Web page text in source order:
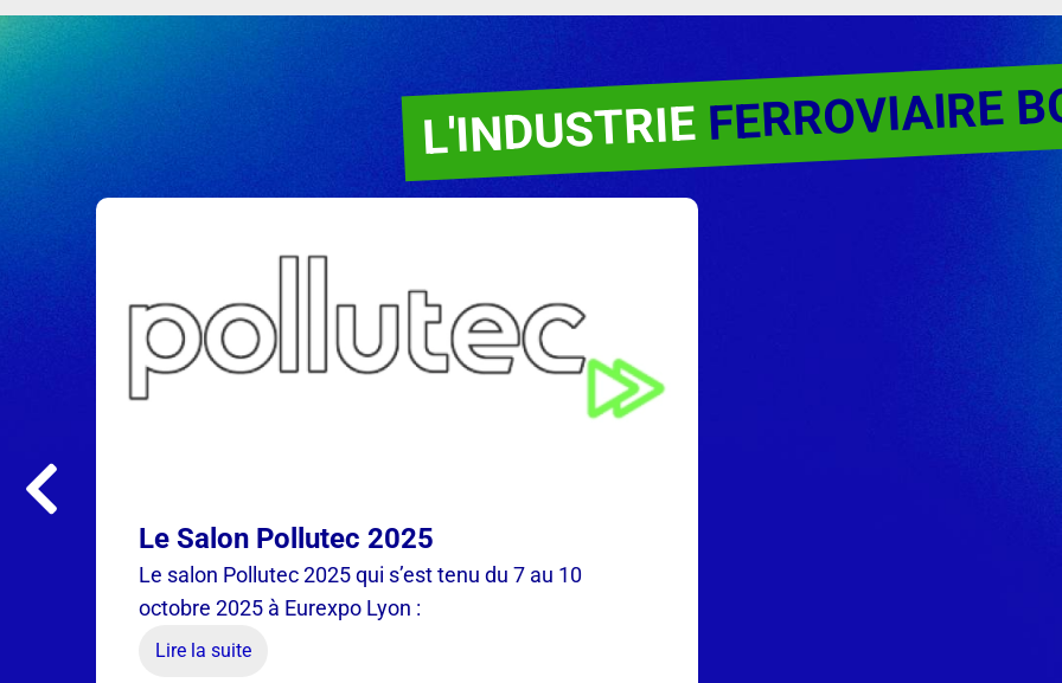
L'INDUSTRIE FERROVIAIRE
Le Salon Pollutec 2025
Le salon Pollutec 2025 qui s’est tenu du 7 au 10
octobre 2025 à Eurexpo Lyon :
Lire la suite